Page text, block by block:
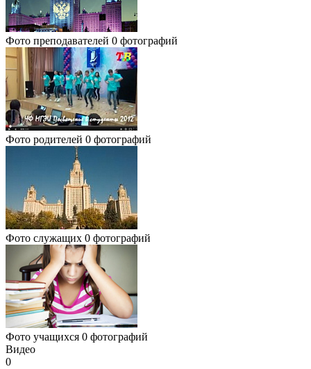
Фото преподавателей 0 фотографий
Фото родителей 0 фотографий
Фото служащих 0 фотографий
Фото учащихся 0 фотографий
Видео
0